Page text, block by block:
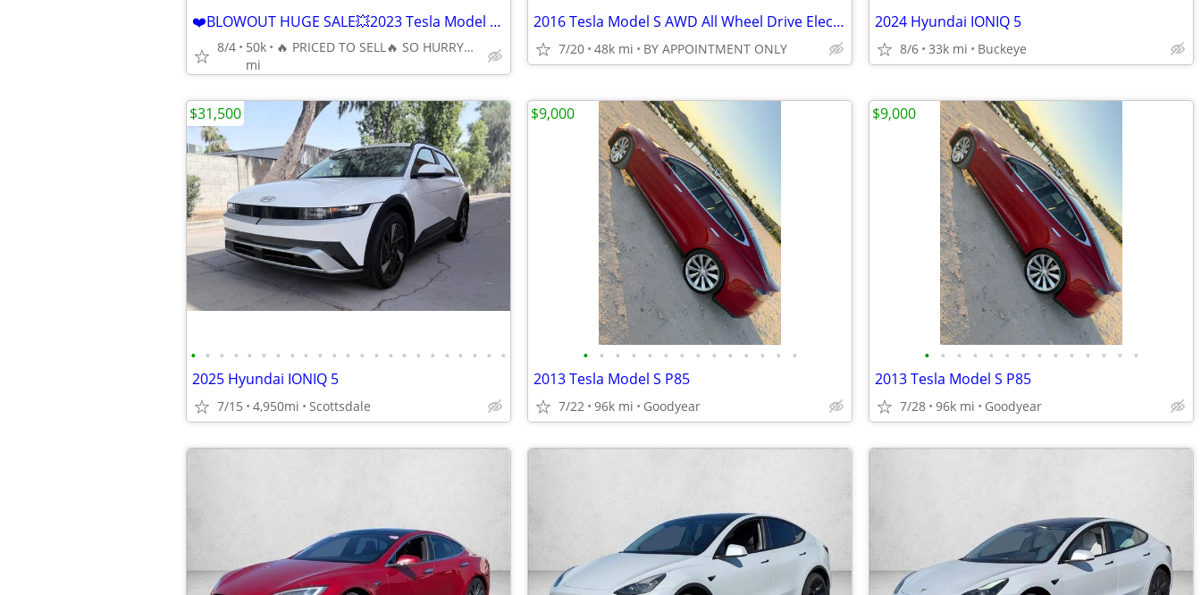
❤️BLOWOUT HUGE SALE💥2023 Tesla Model 3 Standard Range Plus RWD 🔥
8/4
50k
mi
🔥 PRICED TO SELL🔥 SO HURRY🔥 GET YOUR BEST DEAL TODAY🔥
2016 Tesla Model S AWD All Wheel Drive Electric P90D Hatchback
7/20 48k mi BY APPOINTMENT ONLY
2024 Hyundai IONIQ 5
8/6 33k mi Buckeye
• • • • • • • • • • • • • • • • • • • • • • •
2025 Hyundai IONIQ 5
7/15 4,950mi Scottsdale
$31,500
• • • • • • • • • • • • • •
2013 Tesla Model S P85
7/22 96k mi Goodyear
$9,000
• • • • • • • • • • • • • •
2013 Tesla Model S P85
7/28 96k mi Goodyear
$9,000